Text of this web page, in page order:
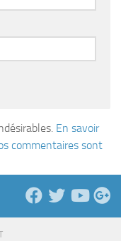
En savoir
commentaires sont